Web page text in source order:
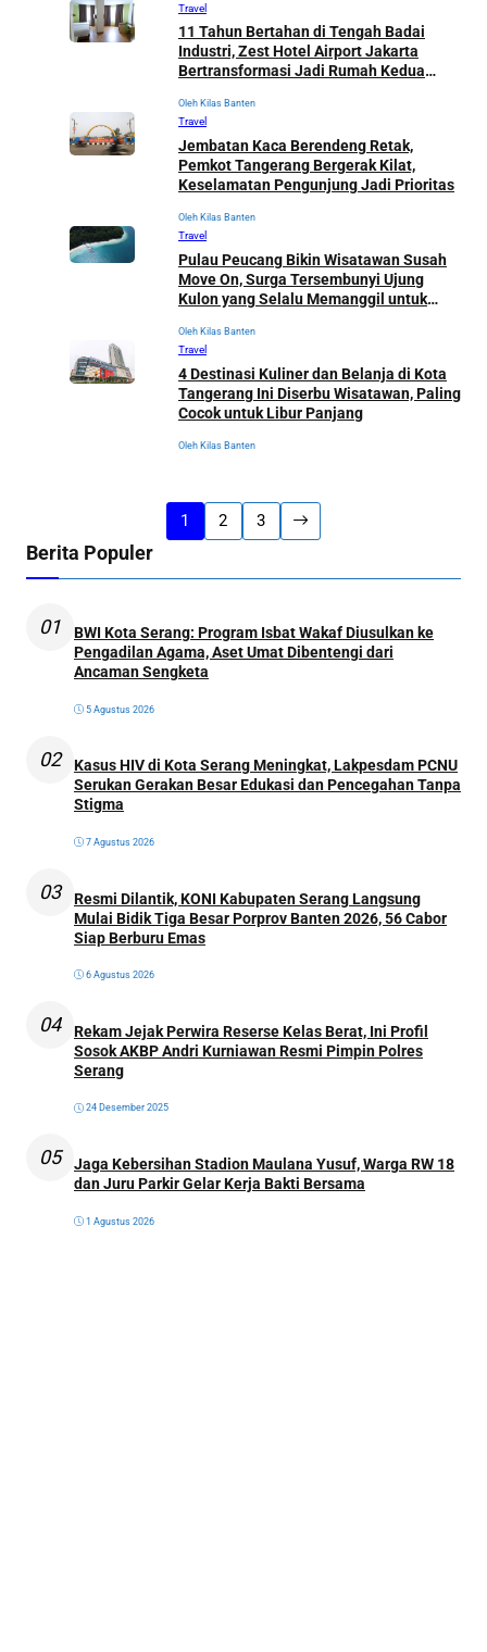
Travel
11 Tahun Bertahan di Tengah Badai
Industri, Zest Hotel Airport Jakarta
Bertransformasi Jadi Rumah Kedua
Oleh Kilas Banten
Travel
Jembatan Kaca Berendeng Retak,
Pemkot Tangerang Bergerak Kilat,
Keselamatan Pengunjung Jadi Prioritas
Oleh Kilas Banten
Travel
Pulau Peucang Bikin Wisatawan Susah
Move On, Surga Tersembunyi Ujung
Kulon yang Selalu Memanggil untuk
Oleh Kilas Banten
Travel
4 Destinasi Kuliner dan Belanja di Kota
Tangerang Ini Diserbu Wisatawan, Paling
Cocok untuk Libur Panjang
Oleh Kilas Banten
1 2 3
Berita Populer
01
BWI Kota Serang: Program Isbat Wakaf Diusulkan ke
Pengadilan Agama, Aset Umat Dibentengi dari
Ancaman Sengketa
5 Agustus 2026
02
Kasus HIV di Kota Serang Meningkat, Lakpesdam PCNU
Serukan Gerakan Besar Edukasi dan Pencegahan Tanpa
Stigma
7 Agustus 2026
03
Resmi Dilantik, KONI Kabupaten Serang Langsung
Mulai Bidik Tiga Besar Porprov Banten 2026, 56 Cabor
Siap Berburu Emas
6 Agustus 2026
04
Rekam Jejak Perwira Reserse Kelas Berat, Ini Profil
Sosok AKBP Andri Kurniawan Resmi Pimpin Polres
Serang
24 Desember 2025
05
Jaga Kebersihan Stadion Maulana Yusuf, Warga RW 18
dan Juru Parkir Gelar Kerja Bakti Bersama
1 Agustus 2026